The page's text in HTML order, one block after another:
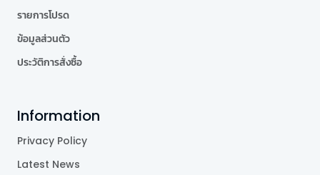
รายการโปรด
ข้อมูลส่วนตัว
ประวัติการสั่งซื้อ
Information
Privacy Policy
Latest News